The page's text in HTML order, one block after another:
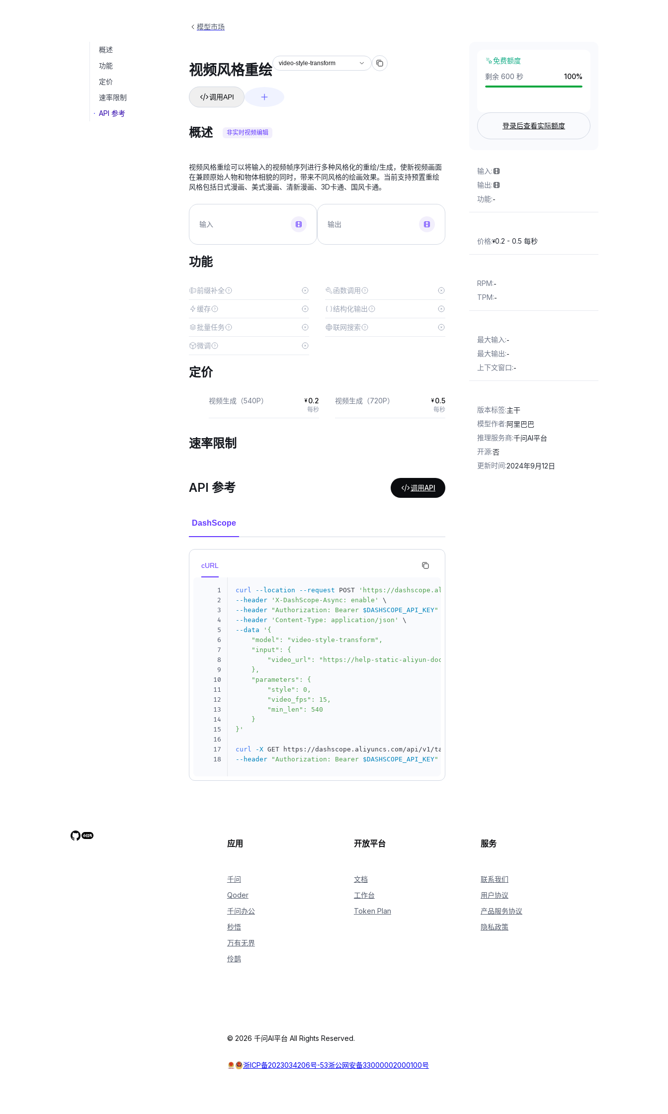
概述
功能
定价
速率限制
API 参考
模型市场
视频风格重绘 video-style-transform
调用API
概述 非实时视频编辑
视频风格重绘可以将输入的视频帧序列进行多种风格化的重绘/生成，使新视频画面
在兼顾原始人物和物体相貌的同时，带来不同风格的绘画效果。当前支持预置重绘
风格包括日式漫画、美式漫画、清新漫画、3D卡通、国风卡通。
输入 输出
功能
前缀补全 函数调用
缓存 结构化输出
批量任务 联网搜索
微调
定价
视频生成（540P） ¥ 0.2
每秒
视频生成（720P） ¥ 0.5
每秒
速率限制
API 参考 调用API
DashScope
cURL
1
2
3
4
5
6
7
8
9
10
11
12
13
14
15
16
17
18
curl --location --request POST
'https://dashscope.aliyuncs.com/api/v1/services/aigc/video-generation/video-
--header
'X-DashScope-Async: enable'
\
--header
"Authorization: Bearer $DASHSCOPE_API_KEY"
--header
'Content-Type: application/json'
\
--data
'{
    "model": "video-style-transform",
    "input": {
"video_url": "https://help-static-aliyun-doc.aliyuncs.com/file-manage-files/zh-CN/20250704/viwndw/
    },
    "parameters": {
        "style": 0,
        "video_fps": 15,
        "min_len": 540
    }
}'
curl -X GET https://dashscope.aliyuncs.com/api/v1/tasks/
--header
"Authorization: Bearer $DASHSCOPE_API_KEY"
免费额度
剩余 600 秒
100%
登录后查看实际额度
输入:
输出:
功能:-
价格:¥0.2 - 0.5 每秒
RPM:-
TPM:-
最大输入:-
最大输出:-
上下文窗口:-
版本标签:主干
模型作者:阿里巴巴
推理服务商:千问AI平台
开源:否
更新时间:2024年9月12日
应用
千问
Qoder
千问办公
秒悟
万有无界
伶鹊
开放平台
文档
工作台
Token Plan
服务
联系我们
用户协议
产品服务协议
隐私政策
© 2026 千问AI平台 All Rights Reserved.
浙ICP备2023034206号-53浙公网安备33000002000100号